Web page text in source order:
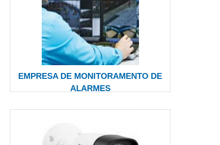
EMPRESA DE MONITORAMENTO DE
ALARMES